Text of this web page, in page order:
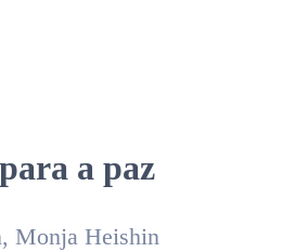
a paz
Monja Heishin